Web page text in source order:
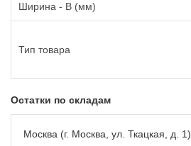
Ширина - B (мм)
Тип товара
Остатки по складам
Москва (г. Москва, ул. Ткацкая, д. 1)